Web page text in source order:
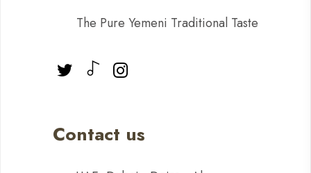
The Pure Yemeni Traditional Taste
Contact us